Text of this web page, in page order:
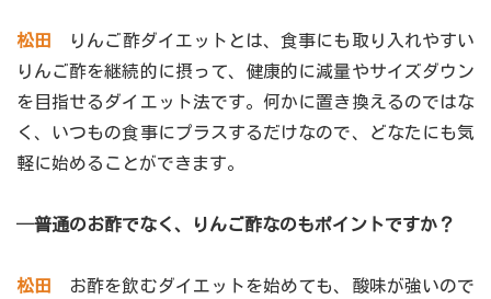
松田
りんご酢ダイエットとは、食事にも取り入れやすい
りんご酢を継続的に摂って、健康的に減量やサイズダウン
を目指せるダイエット法です。何かに置き換えるのではな
く、いつもの食事にプラスするだけなので、どなたにも気
軽に始めることができます。
─普通のお酢でなく、りんご酢なのもポイントですか？
松田 お酢を飲むダイエットを始めても、酸味が強いので